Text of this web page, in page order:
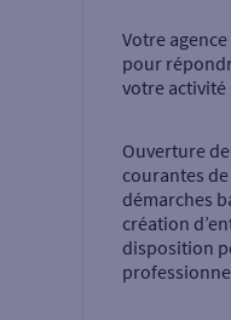
Votre agence
pour
votre
Ouverture
courantes de
démarches
création
disposition